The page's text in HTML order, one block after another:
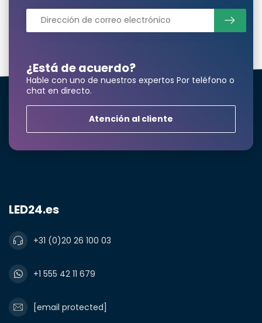
correo electrónico*
Número de teléfono*
Notas
¿Está de acuerdo?
Hable con uno de nuestros expertos Por teléfono o
chat en directo.
Atención al cliente
LED24.es
+31 (0)20 26 100 03
+1 555 42 11 679
[email protected]